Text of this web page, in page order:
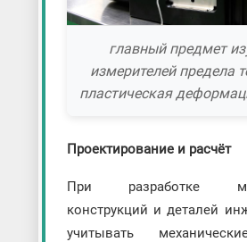
главный предмет
измерителей предела
пластическая
Проектирование и расчёт
При разработке
конструкций и деталей
учитывать